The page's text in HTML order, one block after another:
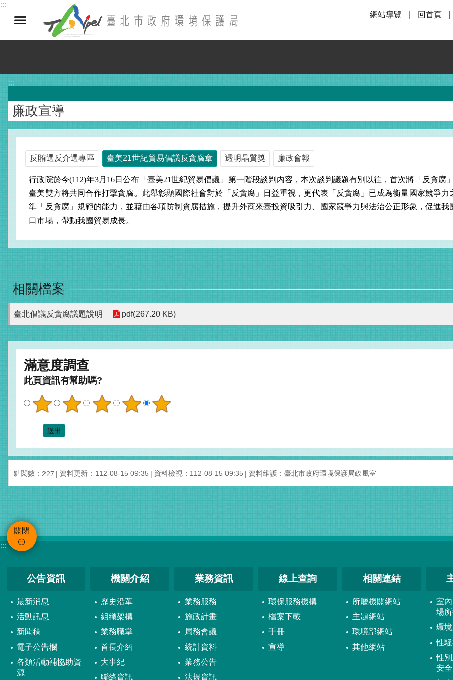
跳到主要內容區塊
:::
網站導覽
回首頁
:::
廉政宣導
反賄選反介選專區 臺美21世紀貿易倡議反貪腐章 透明晶質獎 廉政會報
行政院於今(112)年3月16日公布「臺美21世紀貿易倡議」第一階段談判內容，本次談判議題有別以往，首次將「反貪
臺美雙方將共同合作打擊貪腐。此舉彰顯國際社會對於「反貪腐」日益重視，更代表「反貪腐」已成為衡量國家競爭
準「反貪腐」規範的能力，並藉由各項防制貪腐措施，提升外商來臺投資吸引力、國家競爭力與法治公正形象，促進
口市場，帶動我國貿易成長。
相關檔案
臺北倡議反貪腐議題說明 pdf(267.20 KB)
滿意度調查
此頁資訊有幫助嗎?
點閱數： 227 資料更新： 112-08-15 09:35 資料檢視： 112-08-15 09:35 資料維護： 臺北市政府環境保護局政風室
關閉
:::
公告資訊
最新消息
活動訊息
新聞稿
電子公告欄
各類活動補協助資
源
機關介紹
歷史沿革
組織架構
業務職掌
首長介紹
大事紀
聯絡資訊
業務資訊
業務服務
施政計畫
局務會議
統計資料
業務公告
法規資訊
線上查詢
環保服務機構
檔案下載
手冊
宣導
相關連結
所屬機關網站
主題網站
環境部網站
其他網站
室
場
環
性
性
安